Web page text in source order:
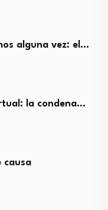
alguna vez: el…
la condena…
causa